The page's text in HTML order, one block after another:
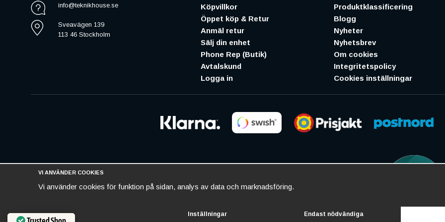
info@teknikhouse.se
Sveavägen 139
113 46 Stockholm
Köpvillkor
Öppet köp & Retur
Anmäl retur
Sälj din enhet
Phone Rep (Butik)
Avtalskund
Logga in
Produktklassificering
Blogg
Nyheter
Nyhetsbrev
Om cookies
Integritetspolicy
Cookies inställningar
VI ANVÄNDER COOKIES
Vi använder cookies för funktion på sidan, analys av data och marknadsföring.
Inställningar Endast nödvändiga